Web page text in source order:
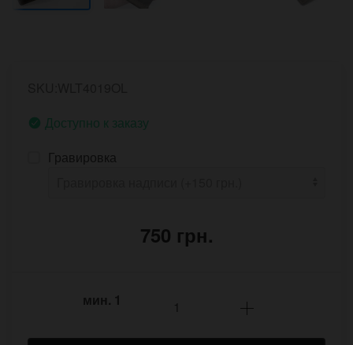
Доступно к заказу
Гравировка
750 грн.
мин. 1